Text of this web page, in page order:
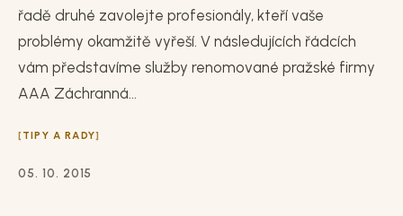
řadě druhé zavolejte profesionály, kteří vaše
problémy okamžitě vyřeší. V následujících řádcích
vám představíme služby renomované pražské firmy
AAA Záchranná...
TIPY A RADY
05. 10. 2015